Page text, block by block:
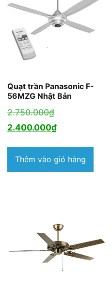
Quạt trần Panasonic F-
56MZG Nhật Bản
2.750.000₫Giá
gốc
2.750.000₫.
2.400.000₫Giá
tại
là:
Thêm vào giỏ hàng